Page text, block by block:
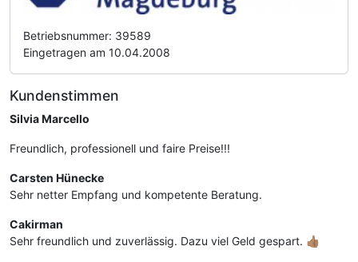
Betriebsnummer: 39589
Eingetragen am 10.04.2008
Kundenstimmen
Silvia Marcello
Freundlich, professionell und faire Preise!!!
Carsten Hünecke
Sehr netter Empfang und kompetente Beratung.
Cakirman
Sehr freundlich und zuverlässig. Dazu viel Geld gespart. 👍🏽